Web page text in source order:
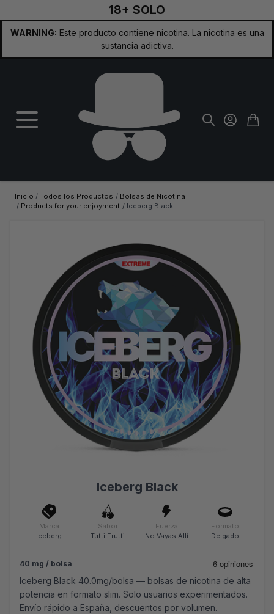
18+ SOLO
WARNING: Este producto contiene nicotina. La nicotina es una
sustancia adictiva.
Inicio / Todos los Productos / Bolsas de Nicotina
/ Products for your enjoyment / Iceberg Black
Iceberg Black
Marca
Iceberg
Sabor
Tutti Frutti
Fuerza
No Vayas Allí
Formato
Delgado
40 mg / bolsa
Iceberg Black 40.0mg/bolsa — bolsas de nicotina de alta
potencia en formato slim. Solo usuarios experimentados.
Envío rápido a España, descuentos por volumen.